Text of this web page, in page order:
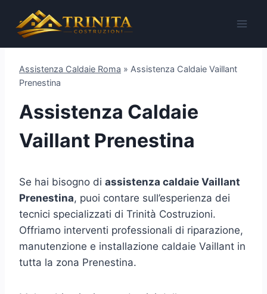
contenuto
Assistenza Caldaie Roma » Assistenza Caldaie Vaillant
Prenestina
Assistenza Caldaie
Vaillant Prenestina
Se hai bisogno di assistenza caldaie Vaillant
Prenestina, puoi contare sull’esperienza dei
tecnici specializzati di Trinità Costruzioni.
Offriamo interventi professionali di riparazione,
manutenzione e installazione caldaie Vaillant in
tutta la zona Prenestina.